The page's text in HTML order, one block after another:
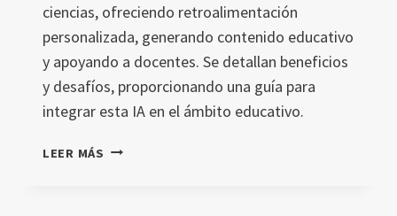
ciencias, ofreciendo retroalimentación
personalizada, generando contenido educativo
y apoyando a docentes. Se detallan beneficios
y desafíos, proporcionando una guía para
integrar esta IA en el ámbito educativo.
LEER MÁS INTEGRACIÓN